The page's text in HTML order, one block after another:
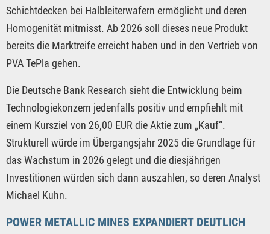
Schichtdecken bei Halbleiterwafern ermöglicht und deren
Homogenität mitmisst. Ab 2026 soll dieses neue Produkt
bereits die Marktreife erreicht haben und in den Vertrieb von
PVA TePla gehen.
Die Deutsche Bank Research sieht die Entwicklung beim
Technologiekonzern jedenfalls positiv und empfiehlt mit
einem Kursziel von 26,00 EUR die Aktie zum „Kauf“.
Strukturell würde im Übergangsjahr 2025 die Grundlage für
das Wachstum in 2026 gelegt und die diesjährigen
Investitionen würden sich dann auszahlen, so deren Analyst
Michael Kuhn.
POWER METALLIC MINES EXPANDIERT DEUTLICH